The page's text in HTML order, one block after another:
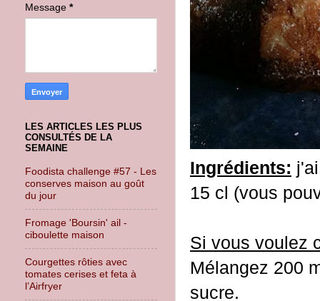
Ingrédients:
15 cl (vous
Si vous voulez
Mélangez 200
sucre.
Message *
LES ARTICLES LES PLUS
CONSULTÉS DE LA
SEMAINE
Foodista challenge #57 - Les
conserves maison au goût
du jour
Fromage 'Boursin' ail -
ciboulette maison
Courgettes rôties avec
tomates cerises et feta à
l’Airfryer